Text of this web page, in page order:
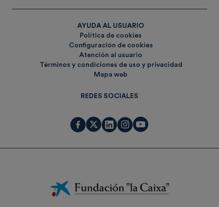
AYUDA AL USUARIO
Política de cookies
Configuración de cookies
Atención al usuario
Términos y condiciones de uso y privacidad
Mapa web
REDES SOCIALES
Fundación
La